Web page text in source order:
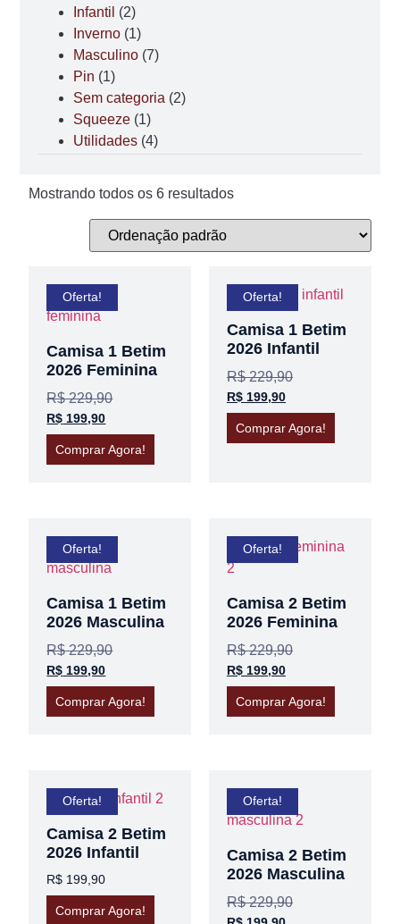
Infantil (2)
Inverno (1)
Masculino (7)
Pin (1)
Sem categoria (2)
Squeeze (1)
Utilidades (4)
Mostrando todos os 6 resultados
Oferta!
Camisa 1 Betim
2026 Feminina
R$229,90
R$ 199,90
Comprar Agora!
Oferta!
Camisa 1 Betim
2026 Infantil
R$229,90
R$ 199,90
Comprar Agora!
Oferta!
Camisa 1 Betim
2026 Masculina
R$229,90
R$ 199,90
Comprar Agora!
Oferta!
Camisa 2 Betim
2026 Feminina
R$229,90
R$ 199,90
Comprar Agora!
Oferta!
Camisa 2 Betim
2026 Infantil
R$ 199,90
Comprar Agora!
Oferta!
Camisa 2 Betim
2026 Masculina
R$229,90